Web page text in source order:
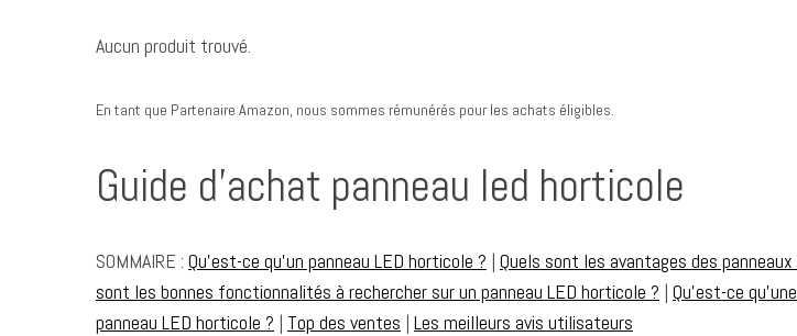
Aucun produit trouvé.
En tant que Partenaire Amazon, nous sommes rémunérés pour les achats éligibles.
Guide d’achat panneau led horticole
SOMMAIRE : Qu’est-ce qu’un panneau LED horticole ? | Quels sont les avantages des
sont les bonnes fonctionnalités à rechercher sur un panneau LED horticole ? | Qu’est-ce
panneau LED horticole ? | Top des ventes | Les meilleurs avis utilisateurs